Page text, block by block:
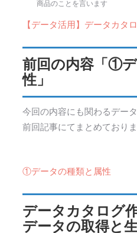
商品のことを言います
【データ活用】データカタ
前回の内容「①
性」
今回の内容にも関わるデー
前回記事にてまとめておりま
①データの種類と属性
データカタログ
データの取得と